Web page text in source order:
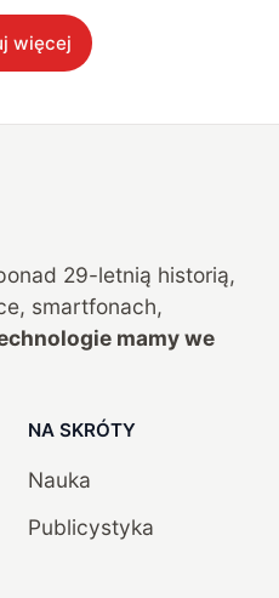
więcej
29-letnią historią,
smartfonach,
mamy we
NA SKRÓTY
Nauka
Publicystyka